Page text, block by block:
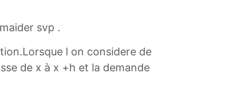
svp .
l on considere de
de x à x +h et la demande